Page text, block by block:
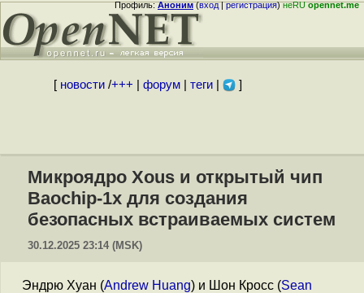
Профиль:Аноним(вход|регистрация)неRUopennet.me
[ новости/+++ форум| теги| ]
Микроядро Xous и открытый чип
Baochip-1x для создания
безопасных встраиваемых систем
30.12.2025 23:14 (MSK)
Эндрю Хуан (Andrew Huang) и Шон Кросс (Sean